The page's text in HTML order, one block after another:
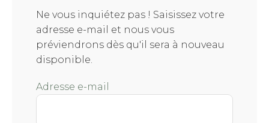
Ne vous inquiétez pas ! Saisissez votre
adresse e-mail et nous vous
préviendrons dès qu'il sera à nouveau
disponible.
Adresse e-mail